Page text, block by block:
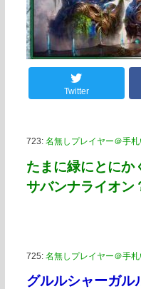
Twitter
723: 名無しプレイヤー＠手
たまに緑にとにか
サバンナライオ
725: 名無しプレイヤー＠手
グルルシャーガル